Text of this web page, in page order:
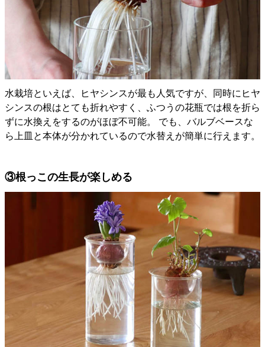
水栽培といえば、ヒヤシンスが最も人気ですが、同時にヒヤ
シンスの根はとても折れやすく、ふつうの花瓶では根を折ら
ずに水換えをするのがほぼ不可能。 でも、バルブベースな
ら上皿と本体が分かれているので水替えが簡単に行えます。
③根っこの生長が楽しめる